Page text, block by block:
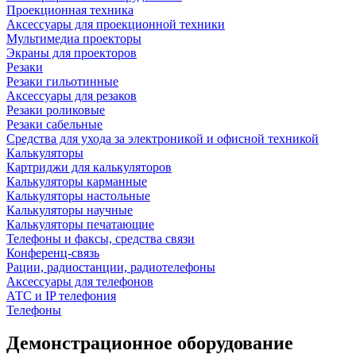
Проекционная техника
Аксессуары для проекционной техники
Мультимедиа проекторы
Экраны для проекторов
Резаки
Резаки гильотинные
Аксессуары для резаков
Резаки роликовые
Резаки сабельные
Средства для ухода за электроникой и офисной техникой
Калькуляторы
Картриджи для калькуляторов
Калькуляторы карманные
Калькуляторы настольные
Калькуляторы научные
Калькуляторы печатающие
Телефоны и факсы, средства связи
Конференц-связь
Рации, радиостанции, радиотелефоны
Аксессуары для телефонов
АТС и IP телефония
Телефоны
Демонстрационное оборудование